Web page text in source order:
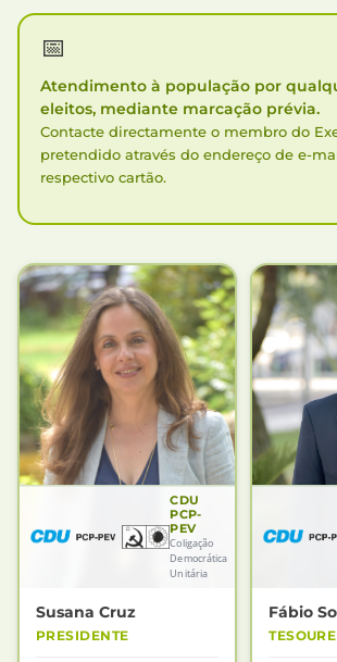
📅
Atendimento à população por
eleitos, mediante marcação prévia.
Contacte directamente o membro do
pretendido através do endereço de e-
respectivo cartão.
CDU
PCP-
PEV
Coligação
Democrática
Unitária
Susana Cruz
PRESIDENTE
Fábio